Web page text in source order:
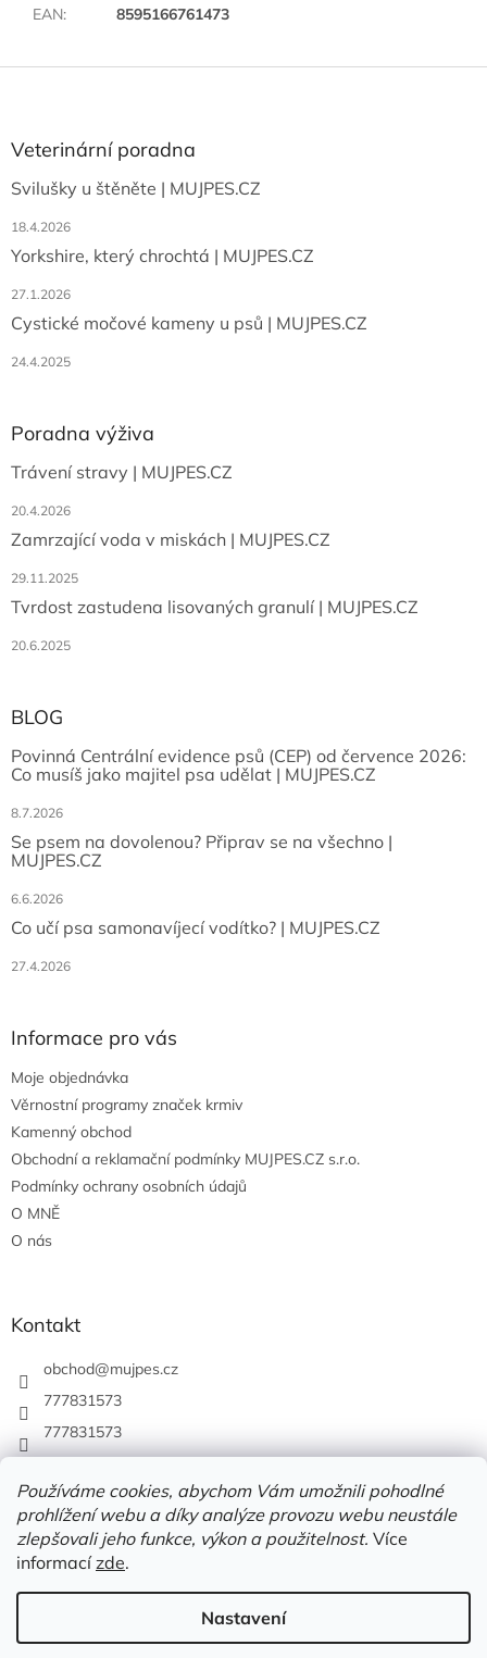
Používáme cookies, abychom Vám umožnili pohodlné
prohlížení webu a díky analýze provozu webu neustále
zlepšovali jeho funkce, výkon a použitelnost. Více
informacízde.
Nastavení
EAN: 8595166761473
aVeterinární poradna
Svilušky u štěněte | MUJPES.CZ
18.4.2026
Yorkshire, který chrochtá | MUJPES.CZ
27.1.2026
Cystické močové kameny u psů | MUJPES.CZ
24.4.2025
Poradna výživa
Trávení stravy | MUJPES.CZ
20.4.2026
Zamrzající voda v miskách | MUJPES.CZ
29.11.2025
Tvrdost zastudena lisovaných granulí | MUJPES.CZ
20.6.2025
BLOG
Povinná Centrální evidence psů (CEP) od července 2026:
Co musíš jako majitel psa udělat | MUJPES.CZ
8.7.2026
Se psem na dovolenou? Připrav se na všechno |
MUJPES.CZ
6.6.2026
Co učí psa samonavíjecí vodítko? | MUJPES.CZ
27.4.2026
Informace pro vás
Moje objednávka
Věrnostní programy značek krmiv
Kamenný obchod
Obchodní a reklamační podmínky MUJPES.CZ s.r.o.
Podmínky ochrany osobních údajů
O MNĚ
O nás
Kontakt
obchod@mujpes.cz
777831573
777831573
Vytvořil Shoptet